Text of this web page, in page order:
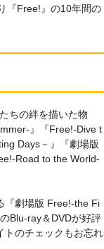
『Free!』の10年間の
ちの絆を描いた物
』『Free!-Dive t
Days－』『劇場版
Road to the World-
『劇場版 Free!-the Fi
Blu-ray＆DVDが好評
トのチェックもお忘れ